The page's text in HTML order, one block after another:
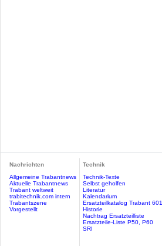
Nachrichten
Allgemeine Trabantnews
Aktuelle Trabantnews
Trabant weltweit
trabitechnik.com intern
Trabantszene
Vorgestellt
Technik
Technik-Texte
Selbst geholfen
Literatur
Kalendarium
Ersatzteilkatalog Trabant 601
Historie
Nachtrag Ersatzteilliste
Ersatzteile-Liste P50, P60
SRI